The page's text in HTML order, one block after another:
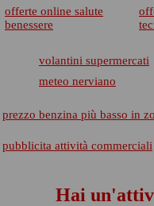
offerte online salute
benessere
volantini supermercati
meteo nerviano
prezzo benzina più basso in
pubblicita attività commerciali
Hai